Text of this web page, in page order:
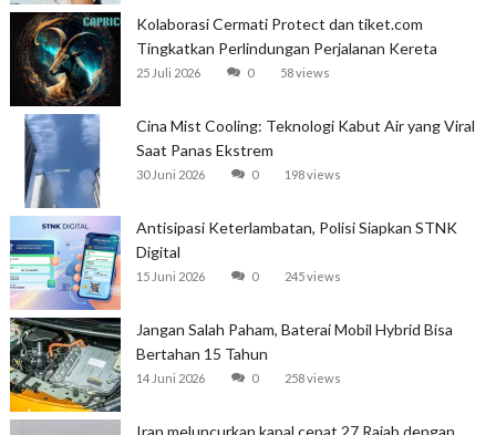
Kolaborasi Cermati Protect dan tiket.com
Tingkatkan Perlindungan Perjalanan Kereta
25 Juli 2026 0 58 views
Cina Mist Cooling: Teknologi Kabut Air yang Viral
Saat Panas Ekstrem
30 Juni 2026 0 198 views
Antisipasi Keterlambatan, Polisi Siapkan STNK
Digital
15 Juni 2026 0 245 views
Jangan Salah Paham, Baterai Mobil Hybrid Bisa
Bertahan 15 Tahun
14 Juni 2026 0 258 views